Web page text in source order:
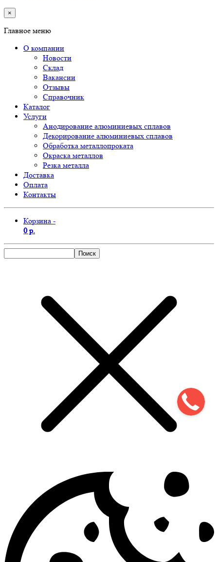
×
Главное меню
О компании
Новости
Склад
Вакансии
Отзывы
Справочник
Каталог
Услуги
Анодирование алюминиевых сплавов
Декорирование алюминиевых сплавов
Обработка металлопроката
Окраска металлов
Резка металла
Доставка
Оплата
Контакты
Корзина -
0 р.